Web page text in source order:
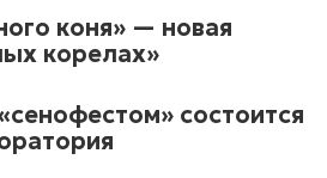
коня» — новая
корелах»
состоится